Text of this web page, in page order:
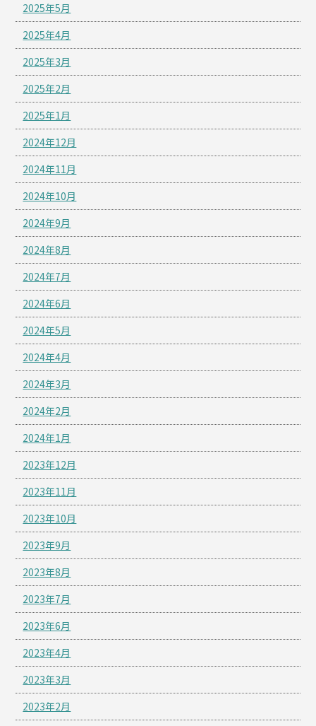
2025年5月
2025年4月
2025年3月
2025年2月
2025年1月
2024年12月
2024年11月
2024年10月
2024年9月
2024年8月
2024年7月
2024年6月
2024年5月
2024年4月
2024年3月
2024年2月
2024年1月
2023年12月
2023年11月
2023年10月
2023年9月
2023年8月
2023年7月
2023年6月
2023年4月
2023年3月
2023年2月